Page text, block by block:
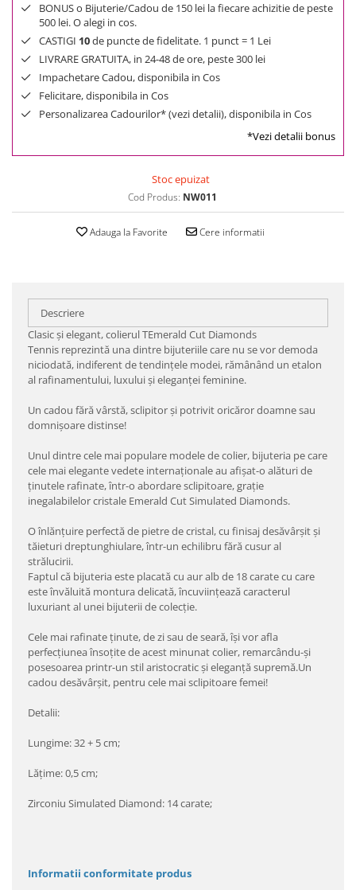
BONUS o Bijuterie/Cadou de 150 lei la fiecare achizitie de peste
500 lei. O alegi in cos.
CASTIGI 10de puncte de fidelitate. 1 punct = 1 Lei
LIVRARE GRATUITA, in 24-48 de ore, peste 300 lei
Impachetare Cadou, disponibila in Cos
Felicitare, disponibila in Cos
Personalizarea Cadourilor* (vezi detalii), disponibila in Cos
*Vezi detalii bonus
Stoc epuizat
Cod Produs: NW011
Adauga la Favorite Cere informatii
Descriere
Clasic şi elegant, colierul TEmerald Cut Diamonds
Tennis reprezintă una dintre bijuteriile care nu se vor demoda
niciodată, indiferent de tendinţele modei, rămânând un etalon
al rafinamentului, luxului şi eleganţei feminine.
Un cadou fără vârstă, sclipitor şi potrivit oricăror doamne sau
domnişoare distinse!
Unul dintre cele mai populare modele de colier, bijuteria pe care
cele mai elegante vedete internaţionale au afişat-o alături de
ţinutele rafinate, într-o abordare sclipitoare, graţie
inegalabilelor cristale Emerald Cut Simulated Diamonds.
O înlănţuire perfectă de pietre de cristal, cu finisaj desăvârşit şi
tăieturi dreptunghiulare, într-un echilibru fără cusur al
strălucirii.
Faptul că bijuteria este placată cu aur alb de 18 carate cu care
este învăluită montura delicată, încuviinţează caracterul
luxuriant al unei bijuterii de colecţie.
Cele mai rafinate ţinute, de zi sau de seară, îşi vor afla
perfecţiunea însoţite de acest minunat colier, remarcându-şi
posesoarea printr-un stil aristocratic şi eleganţă supremă.Un
cadou desăvârşit, pentru cele mai sclipitoare femei!
Detalii:
Lungime: 32 + 5 cm;
Lăţime: 0,5 cm;
Zirconiu Simulated Diamond: 14 carate;
Informatii conformitate produs